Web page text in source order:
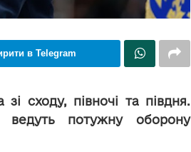
в Telegram
зі сходу, півночі та півдня.
ведуть потужну оборону